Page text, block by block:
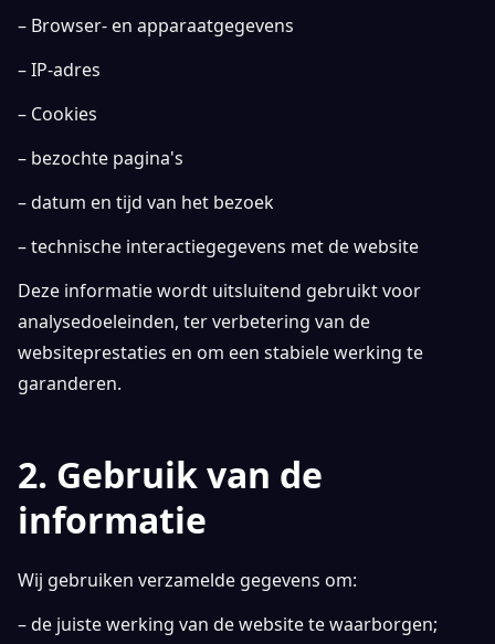
– Browser- en apparaatgegevens
– IP-adres
– Cookies
– bezochte pagina's
– datum en tijd van het bezoek
– technische interactiegegevens met de website
Deze informatie wordt uitsluitend gebruikt voor
analysedoeleinden, ter verbetering van de
websiteprestaties en om een stabiele werking te
garanderen.
2. Gebruik van de
informatie
Wij gebruiken verzamelde gegevens om:
– de juiste werking van de website te waarborgen;